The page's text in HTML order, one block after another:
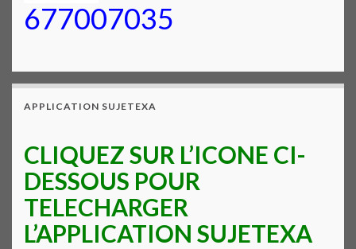
677007035
APPLICATION SUJETEXA
CLIQUEZ SUR L’ICONE CI-
DESSOUS POUR
TELECHARGER
L’APPLICATION SUJETEXA